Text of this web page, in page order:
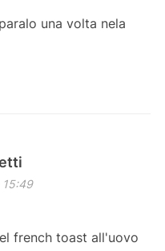
una volta nela
15:49
french toast all'uovo